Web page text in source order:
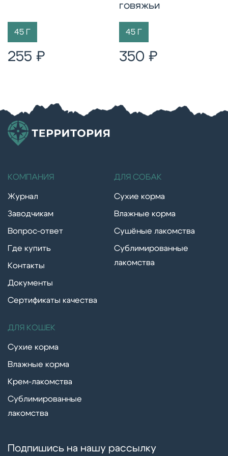
45 Г
255 ₽
говяжьи
45 Г
350 ₽
Подпишись на нашу рассылку
КОМПАНИЯ
Журнал
Заводчикам
Вопрос-ответ
Где купить
Контакты
Документы
Сертификаты качества
ДЛЯ СОБАК
Сухие корма
Влажные корма
Сушёные лакомства
Сублимированные
лакомства
ДЛЯ КОШЕК
Сухие корма
Влажные корма
Крем-лакомства
Сублимированные
лакомства